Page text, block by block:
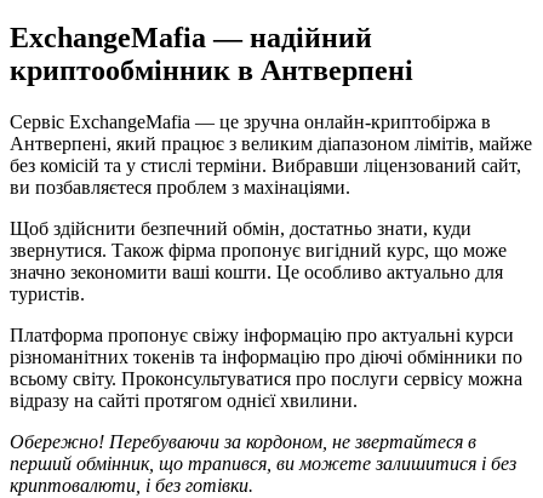
ExchangeMafia — надійний
криптообмінник в Антверпені
Сервіс ExchangeMafia — це зручна онлайн-криптобіржа в
Антверпені, який працює з великим діапазоном лімітів, майже
без комісій та у стислі терміни. Вибравши ліцензований сайт,
ви позбавляєтеся проблем з махінаціями.
Щоб здійснити безпечний обмін, достатньо знати, куди
звернутися. Також фірма пропонує вигідний курс, що може
значно зекономити ваші кошти. Це особливо актуально для
туристів.
Платформа пропонує свіжу інформацію про актуальні курси
різноманітних токенів та інформацію про діючі обмінники по
всьому світу. Проконсультуватися про послуги сервісу можна
відразу на сайті протягом однієї хвилини.
Обережно! Перебуваючи за кордоном, не звертайтеся в
перший обмінник, що трапився, ви можете залишитися і без
криптовалюти, і без готівки.